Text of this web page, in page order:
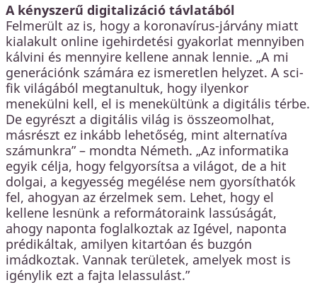
A kényszerű digitalizáció távlatából
Felmerült az is, hogy a koronavírus-járvány miatt
kialakult online igehirdetési gyakorlat mennyiben
kálvini és mennyire kellene annak lennie. „A mi
generációnk számára ez ismeretlen helyzet. A sci-
fik világából megtanultuk, hogy ilyenkor
menekülni kell, el is menekültünk a digitális térbe.
De egyrészt a digitális világ is összeomolhat,
másrészt ez inkább lehetőség, mint alternatíva
számunkra” – mondta Németh. „Az informatika
egyik célja, hogy felgyorsítsa a világot, de a hit
dolgai, a kegyesség megélése nem gyorsíthatók
fel, ahogyan az érzelmek sem. Lehet, hogy el
kellene lesnünk a reformátoraink lassúságát,
ahogy naponta foglalkoztak az Igével, naponta
prédikáltak, amilyen kitartóan és buzgón
imádkoztak. Vannak területek, amelyek most is
igénylik ezt a fajta lelassulást.”